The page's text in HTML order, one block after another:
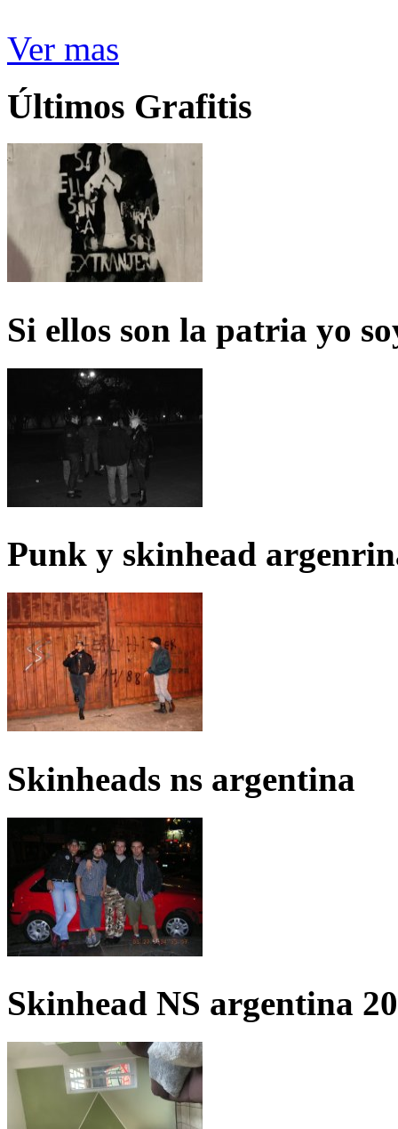
Ver mas
Últimos Grafitis
Si ellos son la patria yo
Punk y skinhead
Skinheads ns argentina
Skinhead NS argentina